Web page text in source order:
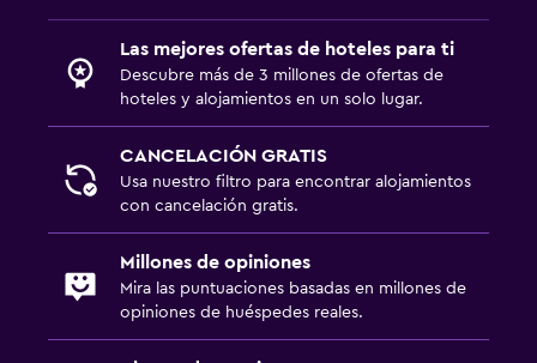
Las mejores ofertas de hoteles para ti
Descubre más de 3 millones de ofertas de
hoteles y alojamientos en un solo lugar.
CANCELACIÓN GRATIS
Usa nuestro filtro para encontrar alojamientos
con cancelación gratis.
Millones de opiniones
Mira las puntuaciones basadas en millones de
opiniones de huéspedes reales.